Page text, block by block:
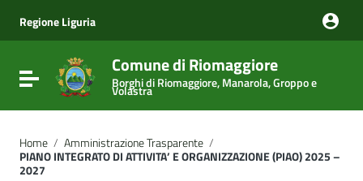
Vai al menu di navigazione
Vai al footer
Regione Liguria
Attiva / disattiva la navigazione
Comune di Riomaggiore
Borghi di Riomaggiore, Manarola, Groppo e
Volastra
Home / Amministrazione Trasparente /
PIANO INTEGRATO DI ATTIVITA’ E ORGANIZZAZIONE (PIAO) 2025 –
2027